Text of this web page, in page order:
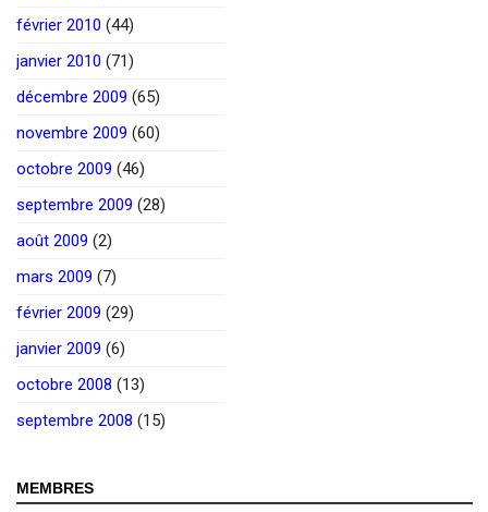
février 2010 (44)
janvier 2010 (71)
décembre 2009 (65)
novembre 2009 (60)
octobre 2009 (46)
septembre 2009 (28)
août 2009 (2)
mars 2009 (7)
février 2009 (29)
janvier 2009 (6)
octobre 2008 (13)
septembre 2008 (15)
MEMBRES